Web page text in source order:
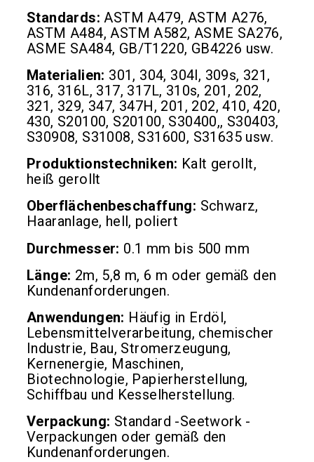
Standards: ASTM A479, ASTM A276,
ASTM A484, ASTM A582, ASME SA276,
ASME SA484, GB/T1220, GB4226 usw.
Materialien: 301, 304, 304l, 309s, 321,
316, 316L, 317, 317L, 310s, 201, 202,
321, 329, 347, 347H, 201, 202, 410, 420,
430, S20100, S20100, S30400,, S30403,
S30908, S31008, S31600, S31635 usw.
Produktionstechniken: Kalt gerollt,
heiß gerollt
Oberflächenbeschaffung: Schwarz,
Haaranlage, hell, poliert
Durchmesser: 0.1 mm bis 500 mm
Länge: 2m, 5,8 m, 6 m oder gemäß den
Kundenanforderungen.
Anwendungen: Häufig in Erdöl,
Lebensmittelverarbeitung, chemischer
Industrie, Bau, Stromerzeugung,
Kernenergie, Maschinen,
Biotechnologie, Papierherstellung,
Schiffbau und Kesselherstellung.
Verpackung: Standard -Seetwork -
Verpackungen oder gemäß den
Kundenanforderungen.